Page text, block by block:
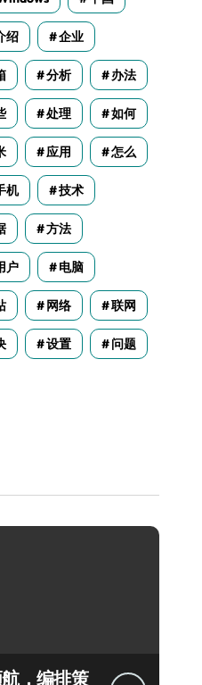
绍 企业
分析 办法
处理 如何
应用 怎么
机 技术
方法
户 电脑
网络 联网
设置 问题
，编排策